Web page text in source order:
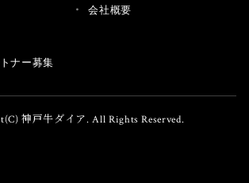
ナー募集
会社概要
神戸牛ダイア. All Rights Reserved.